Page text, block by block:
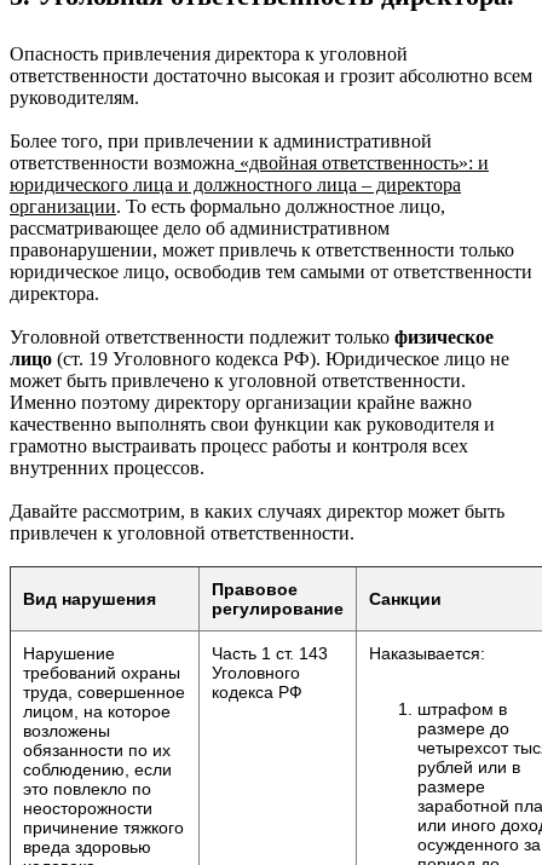
Опасность привлечения директора к уголовной
ответственности достаточно высокая и грозит абсолютно всем
руководителям.
Более того, при привлечении к административной
ответственности возможна «двойная ответственность»: и
юридического лица и должностного лица – директора
организации. То есть формально должностное лицо,
рассматривающее дело об административном
правонарушении, может привлечь к ответственности только
юридическое лицо, освободив тем самыми от ответственности
директора.
Уголовной ответственности подлежит только физическое
лицо (ст. 19 Уголовного кодекса РФ). Юридическое лицо не
может быть привлечено к уголовной ответственности.
Именно поэтому директору организации крайне важно
качественно выполнять свои функции как руководителя и
грамотно выстраивать процесс работы и контроля всех
внутренних процессов.
Давайте рассмотрим, в каких случаях директор может быть
привлечен к уголовной ответственности.
Вид нарушения
Правовое
регулирование
Санкции
Нарушение
требований охраны
труда, совершенное
лицом, на которое
возложены
обязанности по их
соблюдению, если
это повлекло по
неосторожности
причинение тяжкого
вреда здоровью
Часть 1 ст. 143
Уголовного
кодекса РФ
Наказывается:
штрафом в
размере до
четырехсот
рублей или в
размере
заработной
или иного
осужденного за